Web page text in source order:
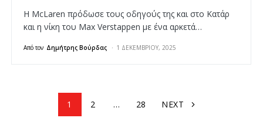
Η McLaren πρόδωσε τους οδηγούς της και στο Κατάρ
και η νίκη του Max Verstappen με ένα αρκετά…
Από τον Δημήτρης Βούρδας 1 ΔΕΚΕΜΒΡΊΟΥ, 2025
1 2 … 28 NEXT